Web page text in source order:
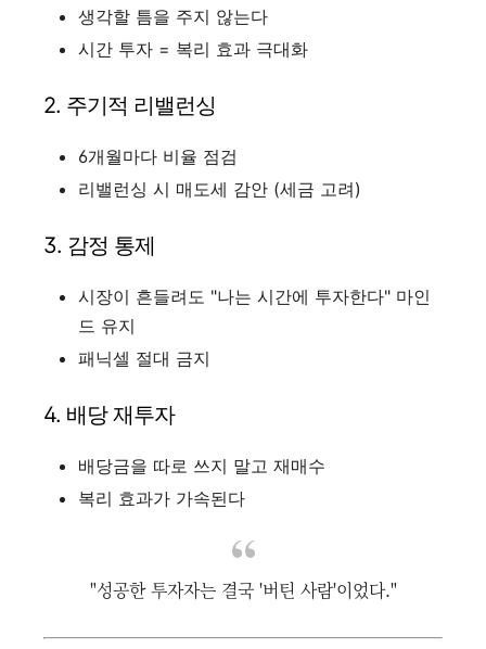
생각할 틈을 주지 않는다
시간 투자 = 복리 효과 극대화
2. 주기적 리밸런싱
6개월마다 비율 점검
리밸런싱 시 매도세 감안 (세금 고려)
3. 감정 통제
시장이 흔들려도 "나는 시간에 투자한다" 마인
드 유지
패닉셀 절대 금지
4. 배당 재투자
배당금을 따로 쓰지 말고 재매수
복리 효과가 가속된다
"성공한 투자자는 결국 '버틴 사람'이었다."